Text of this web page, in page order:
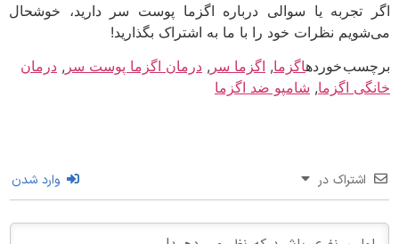
اگر تجربه یا سوالی درباره اگزما پوست سر دارید، خوشحال
می‌شویم نظرات خود را با ما به اشتراک بگذارید!
برچسب خوردهاگزما,اگزما سر, درمان اگزما پوست سر, درمان
خانگی اگزما,شامپو ضد اگزما
اشتراک در وارد شدن